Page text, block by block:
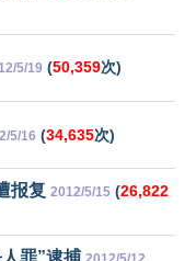
5/19 (50,359次)
5/16 (34,635次)
报复 2012/5/15 (26,822
罪”逮捕